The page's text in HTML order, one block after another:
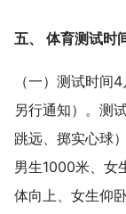
五、 体育测试时
（一）测试时
另行通知）。测
跳远、掷实心球
男生1000米、女
体向上、女生仰